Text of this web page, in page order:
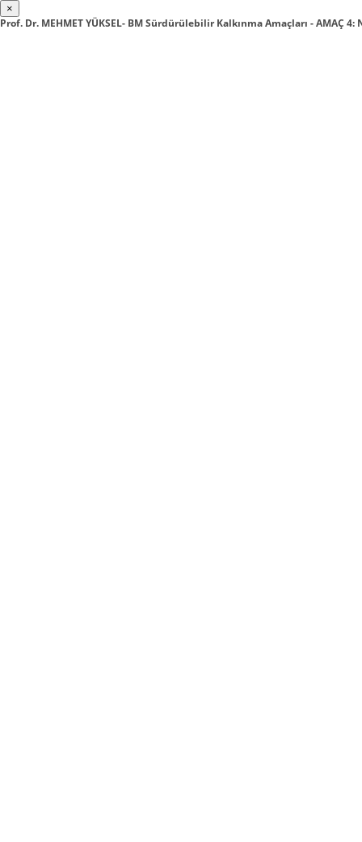
×
Prof. Dr. MEHMET YÜKSEL- BM Sürdürülebilir Kalkınma Amaçları - AMAÇ 4: